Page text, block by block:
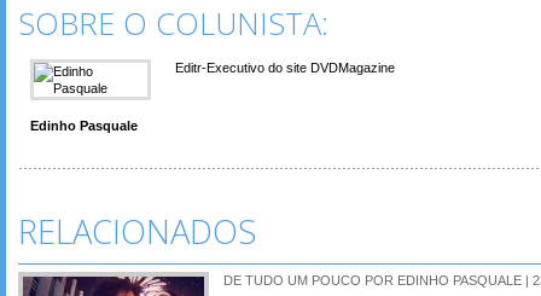
SOBRE O COLUNISTA:
Edinho Pasquale
Editr-Executivo do site DVDMagazine
RELACIONADOS
DE TUDO UM POUCO POR EDINHO PASQUALE |